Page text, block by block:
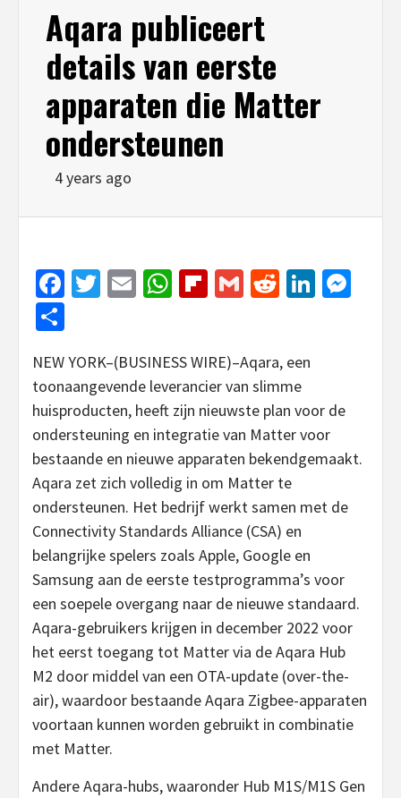
Aqara publiceert
details van eerste
apparaten die Matter
ondersteunen
4 years ago
Facebook
Twitter
EmailWhatsApp
Flipboard
GmailReddit
NEW YORK–(BUSINESS WIRE)–Aqara, een
toonaangevende leverancier van slimme
huisproducten, heeft zijn nieuwste plan voor de
ondersteuning en integratie van Matter voor
bestaande en nieuwe apparaten bekendgemaakt.
Aqara zet zich volledig in om Matter te
ondersteunen. Het bedrijf werkt samen met de
Connectivity Standards Alliance (CSA) en
belangrijke spelers zoals Apple, Google en
Samsung aan de eerste testprogramma’s voor
een soepele overgang naar de nieuwe standaard.
Aqara-gebruikers krijgen in december 2022 voor
het eerst toegang tot Matter via de Aqara Hub
M2 door middel van een OTA-update (over-the-
air), waardoor bestaande Aqara Zigbee-apparaten
voortaan kunnen worden gebruikt in combinatie
met Matter.
Andere Aqara-hubs, waaronder Hub M1S/M1S Gen